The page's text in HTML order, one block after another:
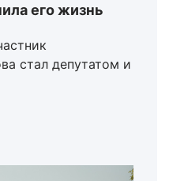
его жизнь
стал депутатом и